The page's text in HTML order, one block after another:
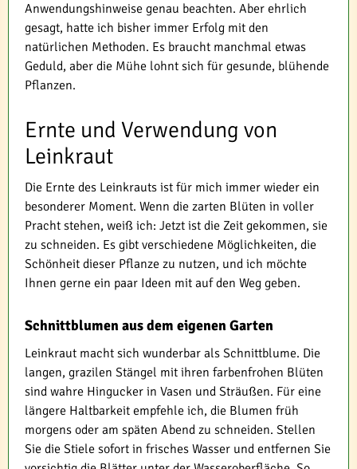
Anwendungshinweise genau beachten. Aber ehrlich
gesagt, hatte ich bisher immer Erfolg mit den
natürlichen Methoden. Es braucht manchmal etwas
Geduld, aber die Mühe lohnt sich für gesunde, blühende
Pflanzen.
Ernte und Verwendung von
Leinkraut
Die Ernte des Leinkrauts ist für mich immer wieder ein
besonderer Moment. Wenn die zarten Blüten in voller
Pracht stehen, weiß ich: Jetzt ist die Zeit gekommen, sie
zu schneiden. Es gibt verschiedene Möglichkeiten, die
Schönheit dieser Pflanze zu nutzen, und ich möchte
Ihnen gerne ein paar Ideen mit auf den Weg geben.
Schnittblumen aus dem eigenen Garten
Leinkraut macht sich wunderbar als Schnittblume. Die
langen, grazilen Stängel mit ihren farbenfrohen Blüten
sind wahre Hingucker in Vasen und Sträußen. Für eine
längere Haltbarkeit empfehle ich, die Blumen früh
morgens oder am späten Abend zu schneiden. Stellen
Sie die Stiele sofort in frisches Wasser und entfernen Sie